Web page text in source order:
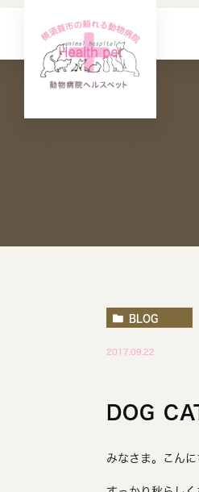
BLOG
2017.09.22
DOG
みなさま。こんに